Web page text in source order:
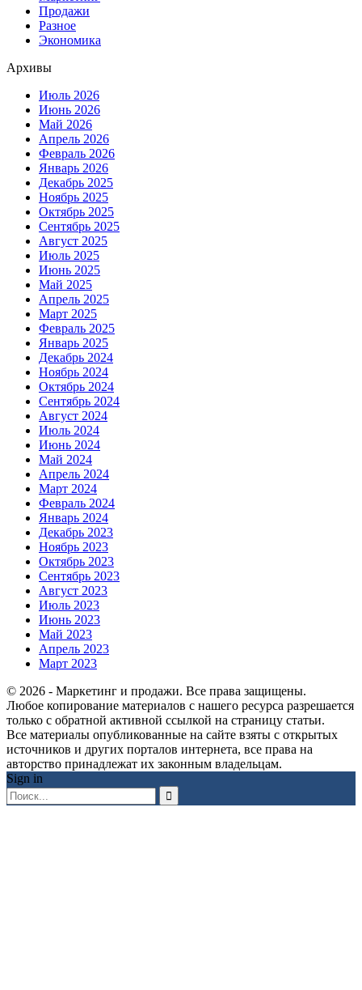
Продажи
Разное
Экономика
Архивы
Июль 2026
Июнь 2026
Май 2026
Апрель 2026
Февраль 2026
Январь 2026
Декабрь 2025
Ноябрь 2025
Октябрь 2025
Сентябрь 2025
Август 2025
Июль 2025
Июнь 2025
Май 2025
Апрель 2025
Март 2025
Февраль 2025
Январь 2025
Декабрь 2024
Ноябрь 2024
Октябрь 2024
Сентябрь 2024
Август 2024
Июль 2024
Июнь 2024
Май 2024
Апрель 2024
Март 2024
Февраль 2024
Январь 2024
Декабрь 2023
Ноябрь 2023
Октябрь 2023
Сентябрь 2023
Август 2023
Июль 2023
Июнь 2023
Май 2023
Апрель 2023
Март 2023
© 2026 - Маркетинг и продажи. Все права защищены.
Любое копирование материалов с нашего ресурса разрешается
только с обратной активной ссылкой на страницу статьи.
Все материалы опубликованные на сайте взяты с открытых
источников и других порталов интернета, все права на
авторство принадлежат их законным владельцам.
Sign in